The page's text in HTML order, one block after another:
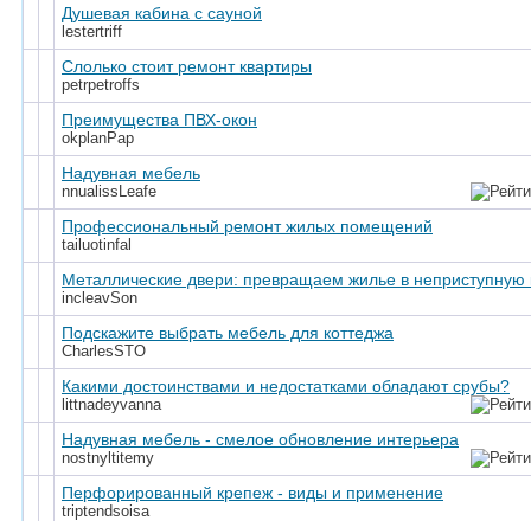
Душевая кабина с сауной
lestertriff
Слолько стоит ремонт квартиры
petrpetroffs
Преимущества ПВХ-окон
okplanPap
Надувная мебель
nnualissLeafe
Профессиональный ремонт жилых помещений
tailuotinfal
Металлические двери: превращаем жилье в неприступную
incleavSon
Подскажите выбрать мебель для коттеджа
CharlesSTO
Какими достоинствами и недостатками обладают срубы?
littnadeyvanna
Надувная мебель - смелое обновление интерьера
nostnyltitemy
Перфорированный крепеж - виды и применение
triptendsoisa